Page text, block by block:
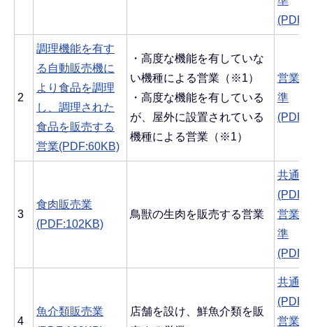
2
調理機能を有す
る自動販売機に
より食品を調理
し、調理された
食品を販売する
営業(PDF:60KB)
・高度な機能を有していな
い機種による営業（※1）
・高度な機能を有している
が、屋外に設置されている
機種による営業（※1）
営業
準
3
食肉販売業
(PDF:102KB)
鳥獣の生肉を販売する営業
共通
営業
準
4
魚介類販売業
店舗を設け、鮮魚介類を販
共通
営業